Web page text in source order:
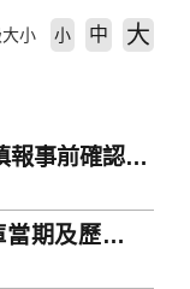
小 小 中 大
報事前確認作
期及歷史資